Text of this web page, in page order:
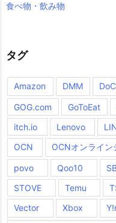
食べ物・飲み物
タグ
Amazon DMM
GOG.com GoToEat
itch.io
Lenovo
OCN
OCNオンライン
povo Qoo10
STOVE
Temu
Vector
Xbox